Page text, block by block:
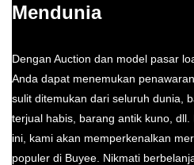
Mendunia
Dengan Auction dan model pasar
Anda dapat menemukan
sulit ditemukan dari seluruh dunia,
terjual habis, barang antik kuno, dll.
ini, kami akan memperkenalkan
populer di Buyee. Nikmati